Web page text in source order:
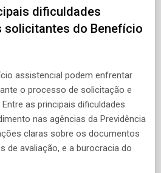
dificuldades
solicitantes do Benefício
assistencial podem enfrentar
o processo de solicitação e
as principais dificuldades
nas agências da Previdência
claras sobre os documentos
de avaliação, e a burocracia do